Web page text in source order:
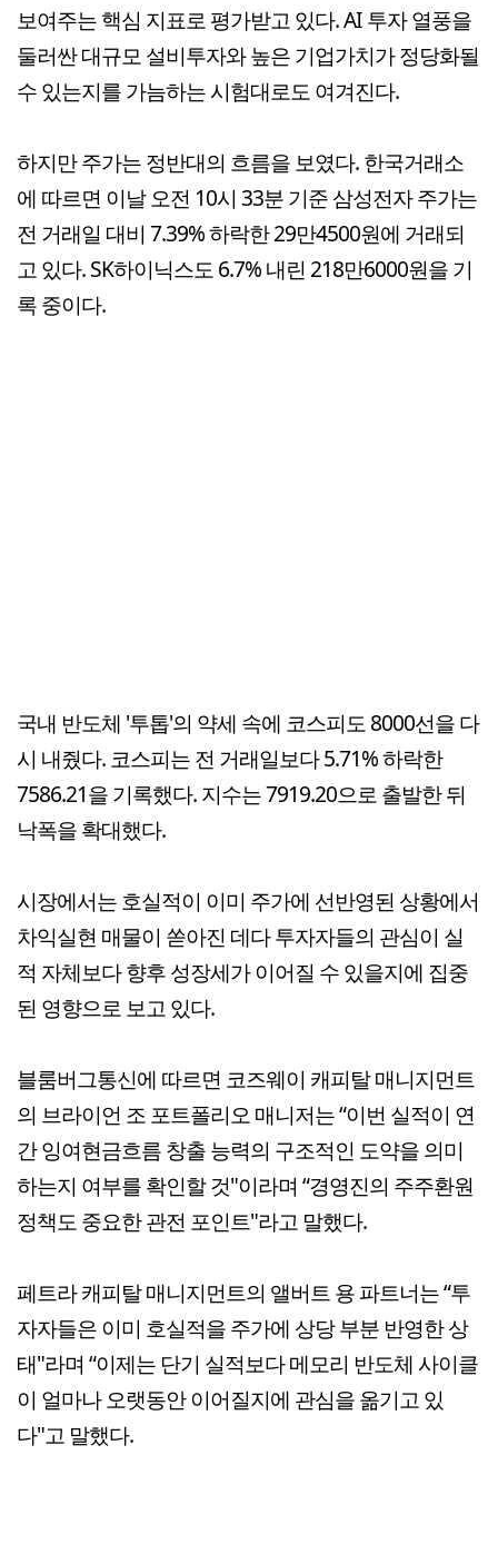
보여주는 핵심 지표로 평가받고 있다. AI 투자 열풍을
둘러싼 대규모 설비투자와 높은 기업가치가 정당화될
수 있는지를 가늠하는 시험대로도 여겨진다.
하지만 주가는 정반대의 흐름을 보였다. 한국거래소
에 따르면 이날 오전 10시 33분 기준 삼성전자 주가는
전 거래일 대비 7.39% 하락한 29만4500원에 거래되
고 있다. SK하이닉스도 6.7% 내린 218만6000원을 기
록 중이다.
국내 반도체 '투톱'의 약세 속에 코스피도 8000선을 다
시 내줬다. 코스피는 전 거래일보다 5.71% 하락한
7586.21을 기록했다. 지수는 7919.20으로 출발한 뒤
낙폭을 확대했다.
시장에서는 호실적이 이미 주가에 선반영된 상황에서
차익실현 매물이 쏟아진 데다 투자자들의 관심이 실
적 자체보다 향후 성장세가 이어질 수 있을지에 집중
된 영향으로 보고 있다.
블룸버그통신에 따르면 코즈웨이 캐피탈 매니지먼트
의 브라이언 조 포트폴리오 매니저는 “이번 실적이 연
간 잉여현금흐름 창출 능력의 구조적인 도약을 의미
하는지 여부를 확인할 것"이라며 “경영진의 주주환원
정책도 중요한 관전 포인트"라고 말했다.
페트라 캐피탈 매니지먼트의 앨버트 용 파트너는 “투
자자들은 이미 호실적을 주가에 상당 부분 반영한 상
태"라며 “이제는 단기 실적보다 메모리 반도체 사이클
이 얼마나 오랫동안 이어질지에 관심을 옮기고 있
다"고 말했다.